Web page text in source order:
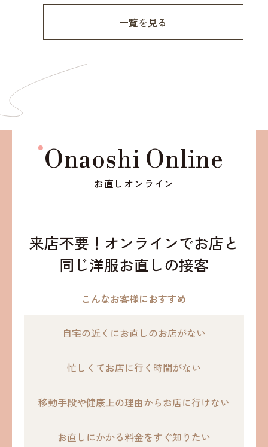
一覧を見る
Onaoshi Online
お直しオンライン
来店不要！オンラインでお店と
同じ洋服お直しの接客
こんなお客様におすすめ
自宅の近くにお直しのお店がない
忙しくてお店に行く 時間がない
移動手段や健康上の理由からお店に行けない
お直しにかかる料金をすぐ知りたい